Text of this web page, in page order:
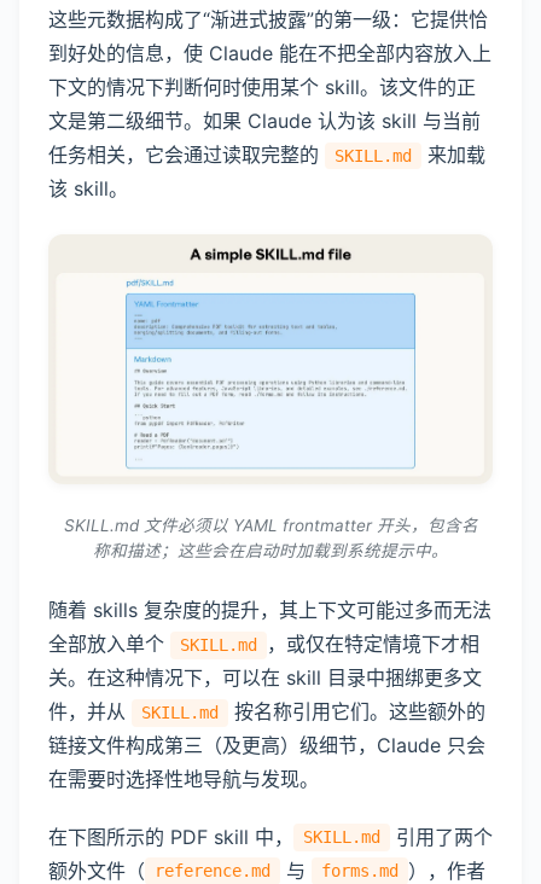
这些元数据构成了“渐进式披露”的第一级：它提供恰
到好处的信息，使 Claude 能在不把全部内容放入上
下文的情况下判断何时使用某个 skill。该文件的正
文是第二级细节。如果 Claude 认为该 skill 与当前
任务相关，它会通过读取完整的
SKILL.md
来加载
该 skill。
SKILL.md 文件必须以 YAML frontmatter 开头，包含名
称和描述；这些会在启动时加载到系统提示中。
随着 skills 复杂度的提升，其上下文可能过多而无法
全部放入单个
SKILL.md
，或仅在特定情境下才相
关。在这种情况下，可以在 skill 目录中捆绑更多文
件，并从
SKILL.md
按名称引用它们。这些额外的
链接文件构成第三（及更高）级细节，Claude 只会
在需要时选择性地导航与发现。
在下图所示的 PDF skill 中， SKILL.md
引用了两个
额外文件（
reference.md 与 forms.md
），作者